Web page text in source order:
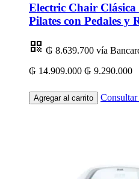
Electric Chair
Pilates con Pedales y
₲ 8.639.700 vía
₲ 14.909.000 ₲ 9.290.000
Agregar al carrito